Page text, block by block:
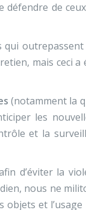
défendre de
outrepassent
mais ceci a
(notamment la
les
et la
d’éviter la
nous ne
et l’usage